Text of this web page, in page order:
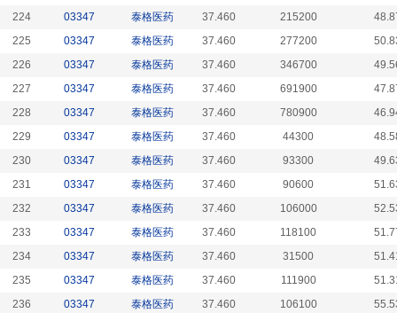
224
03347 泰格医药 37.460 215200
225
03347 泰格医药 37.460 277200
226
03347 泰格医药 37.460 346700
227
03347 泰格医药 37.460 691900
228
03347 泰格医药 37.460 780900
229
03347 泰格医药 37.460 44300
230
03347 泰格医药 37.460 93300
231
03347 泰格医药 37.460 90600
232
03347 泰格医药 37.460 106000
233
03347 泰格医药 37.460 118100
234
03347 泰格医药 37.460 31500
235
03347 泰格医药 37.460 111900
236
03347 泰格医药 37.460 106100